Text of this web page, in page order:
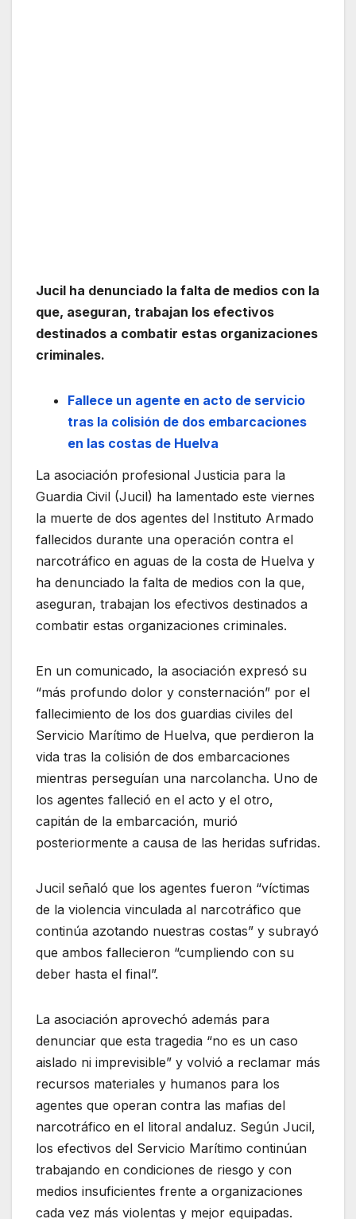
Jucil ha denunciado la falta de medios con la
que, aseguran, trabajan los efectivos
destinados a combatir estas organizaciones
criminales.
Fallece un agente en acto de servicio
tras la colisión de dos embarcaciones
en las costas de Huelva
La asociación profesional Justicia para la
Guardia Civil (Jucil) ha lamentado este viernes
la muerte de dos agentes del Instituto Armado
fallecidos durante una operación contra el
narcotráfico en aguas de la costa de Huelva y
ha denunciado la falta de medios con la que,
aseguran, trabajan los efectivos destinados a
combatir estas organizaciones criminales.
En un comunicado, la asociación expresó su
“más profundo dolor y consternación” por el
fallecimiento de los dos guardias civiles del
Servicio Marítimo de Huelva, que perdieron la
vida tras la colisión de dos embarcaciones
mientras perseguían una narcolancha. Uno de
los agentes falleció en el acto y el otro,
capitán de la embarcación, murió
posteriormente a causa de las heridas sufridas.
Jucil señaló que los agentes fueron “víctimas
de la violencia vinculada al narcotráfico que
continúa azotando nuestras costas” y subrayó
que ambos fallecieron “cumpliendo con su
deber hasta el final”.
La asociación aprovechó además para
denunciar que esta tragedia “no es un caso
aislado ni imprevisible” y volvió a reclamar más
recursos materiales y humanos para los
agentes que operan contra las mafias del
narcotráfico en el litoral andaluz. Según Jucil,
los efectivos del Servicio Marítimo continúan
trabajando en condiciones de riesgo y con
medios insuficientes frente a organizaciones
cada vez más violentas y mejor equipadas.